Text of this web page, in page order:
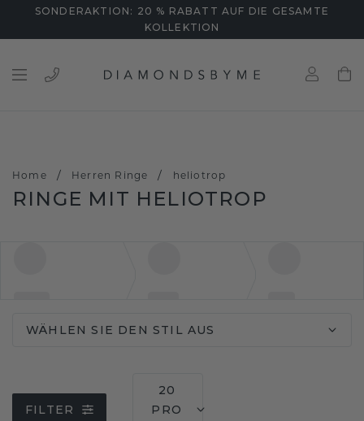
SONDERAKTION: 20 % RABATT AUF DIE GESAMTE
KOLLEKTION
Home / Herren Ringe / heliotrop
RINGE MIT HELIOTROP
WÄHLEN SIE DEN STIL AUS
FILTER
20
PRO